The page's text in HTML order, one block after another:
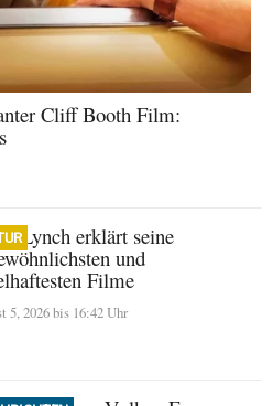
Cliff Booth Film:
Lynch erklärt seine
und
Filme
5, 2026 bis 16:42 Uhr